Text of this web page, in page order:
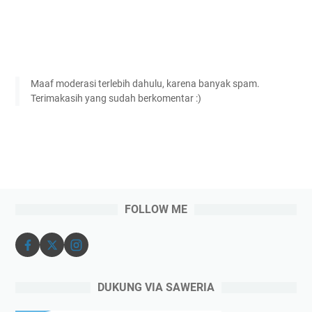
Maaf moderasi terlebih dahulu, karena banyak spam.
Terimakasih yang sudah berkomentar :)
FOLLOW ME
DUKUNG VIA SAWERIA